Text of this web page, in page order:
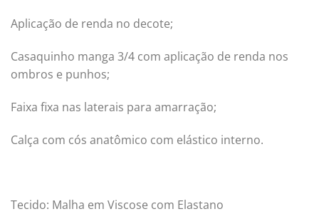
Aplicação de renda no decote;
Casaquinho manga 3/4 com aplicação de renda nos
ombros e punhos;
Faixa fixa nas laterais para amarração;
Calça com cós anatômico com elástico interno.
Tecido: Malha em Viscose com Elastano